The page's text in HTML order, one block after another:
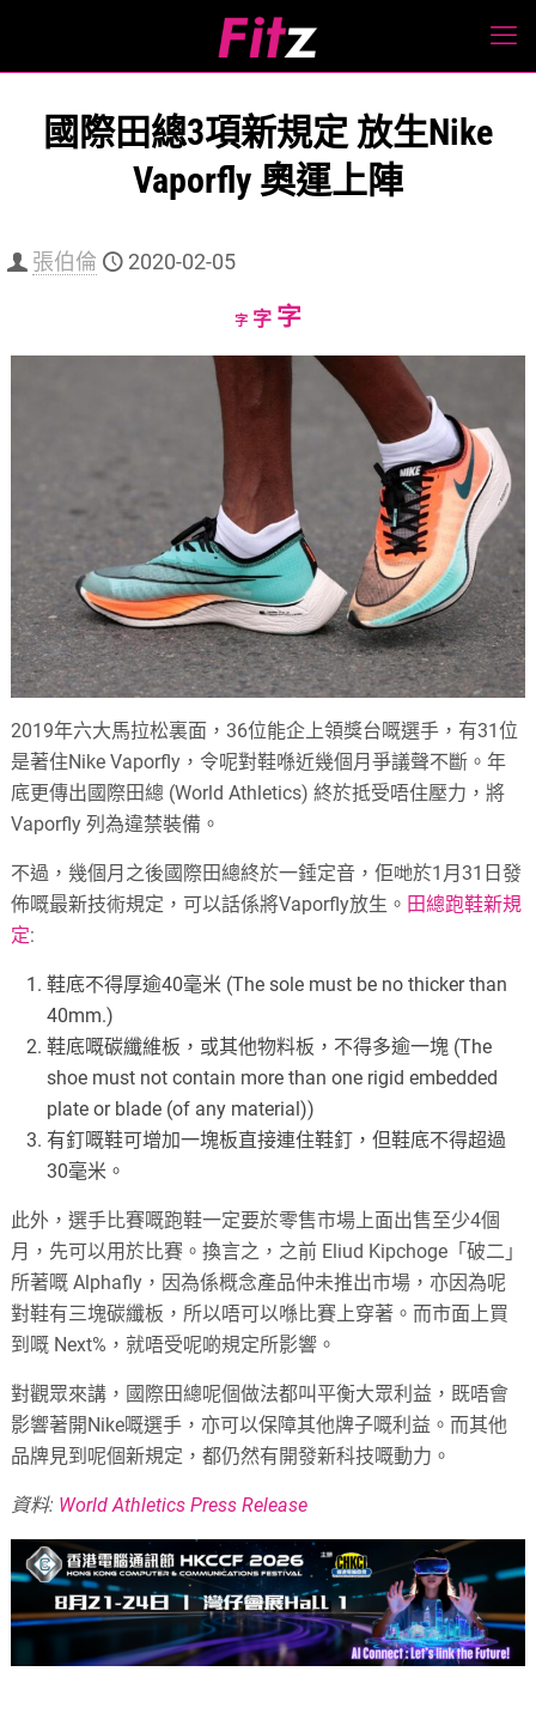
國際田總3項新規定 放生Nike
Vaporfly 奧運上陣
張伯倫 2020-02-05
字Decrease
字Reset
字Increase
size.
2019年六大馬拉松裏面，36位能企上領獎台嘅選手，有31位
是著住Nike Vaporfly，令呢對鞋喺近幾個月爭議聲不斷。年
底更傳出國際田總 (World Athletics) 終於抵受唔住壓力，將
Vaporfly 列為違禁裝備。
不過，幾個月之後國際田總終於一錘定音，佢哋於1月31日發
佈嘅最新技術規定，可以話係將Vaporfly放生。 田總跑鞋新規
定:
鞋底不得厚逾40毫米 (The sole must be no thicker than
40mm.)
鞋底嘅碳纖維板，或其他物料板，不得多逾一塊 (The
shoe must not contain more than one rigid embedded
plate or blade (of any material))
有釘嘅鞋可增加一塊板直接連住鞋釘，但鞋底不得超過
30毫米。
此外，選手比賽嘅跑鞋一定要於零售市場上面出售至少4個
月，先可以用於比賽。換言之，之前 Eliud Kipchoge「破二」
所著嘅 Alphafly，因為係概念產品仲未推出市場，亦因為呢
對鞋有三塊碳纖板，所以唔可以喺比賽上穿著。而市面上買
到嘅 Next%，就唔受呢啲規定所影響。
對觀眾來講，國際田總呢個做法都叫平衡大眾利益，既唔會
影響著開Nike嘅選手，亦可以保障其他牌子嘅利益。而其他
品牌見到呢個新規定，都仍然有開發新科技嘅動力。
資料: World Athletics Press Release